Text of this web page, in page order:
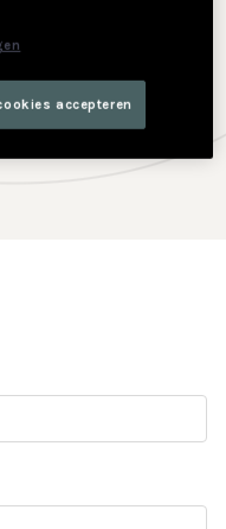
accepteren